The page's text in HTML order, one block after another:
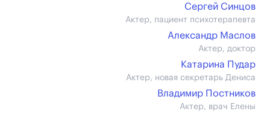
Сергей Синцов
Актер, пациент психотерапевта
Александр Маслов
Актер, доктор
Катарина Пудар
Актер, новая секретарь Дениса
Владимир Постников
Актер, врач Елены